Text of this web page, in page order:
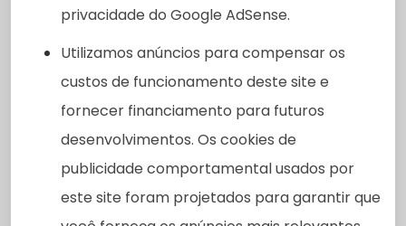
privacidade do Google AdSense.
Utilizamos anúncios para compensar os
custos de funcionamento deste site e
fornecer financiamento para futuros
desenvolvimentos. Os cookies de
publicidade comportamental usados ​​por
este site foram projetados para garantir que